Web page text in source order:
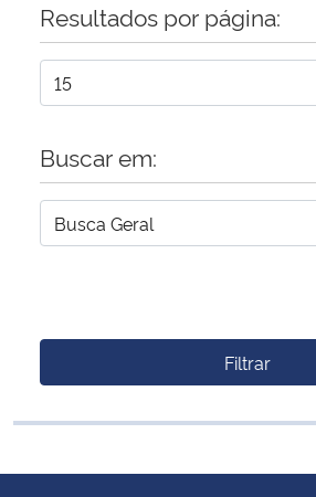
Resultados por página:
Buscar em:
Filtrar